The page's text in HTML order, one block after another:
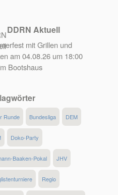
DDRN Aktuell
mit Grillen und
am 04.08.26 um 18:00
Bootshaus
Runde Bundesliga DEM
Doko-Party
Baaken-Pokal JHV
Regio